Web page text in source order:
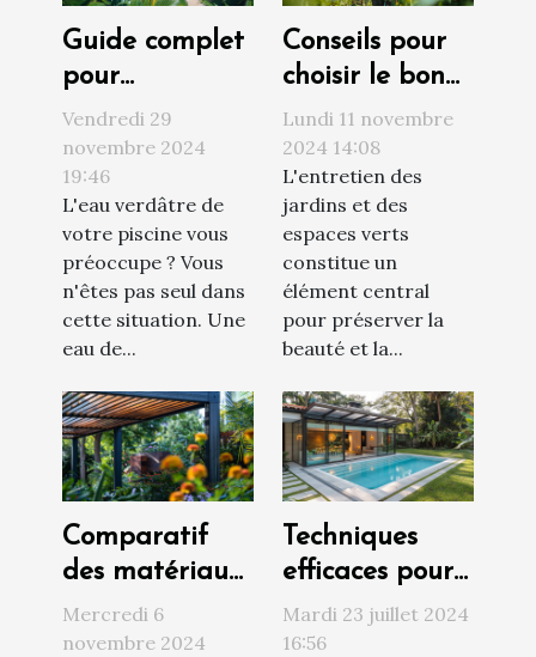
Guide complet
pour
transformer
une eau de
piscine verte
en claire
naturellement
Vendredi 29
novembre 2024
19:46
L'eau verdâtre de
votre piscine vous
préoccupe ? Vous
n'êtes pas seul dans
cette situation. Une
eau de...
Conseils pour
choisir le bon
service
d'entretien de
jardins et
espaces verts
Lundi 11 novembre
2024 14:08
L'entretien des
jardins et des
espaces verts
constitue un
élément central
pour préserver la
beauté et la...
Comparatif
des matériaux
pour pergolas
autoportées :
Mercredi 6
novembre 2024
Techniques
efficaces pour
le nettoyage et
l'entretien des
Mardi 23 juillet 2024
16:56